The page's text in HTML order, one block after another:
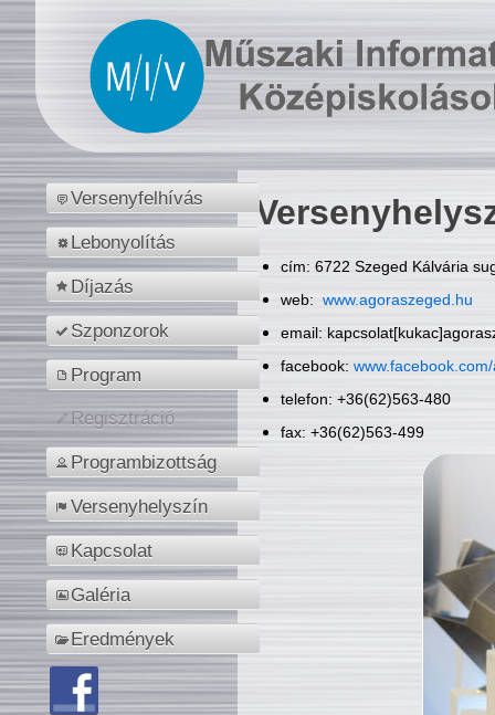
Versenyfelhívás
Lebonyolítás
Díjazás
Szponzorok
Program
Regisztráció
Programbizottság
Versenyhelyszín
Kapcsolat
Galéria
Eredmények
cím: 6722 Szeged Kálvária
web: www.agoraszeged.hu
email:
facebook:
telefon: +36(62)563-480
fax: +36(62)563-499